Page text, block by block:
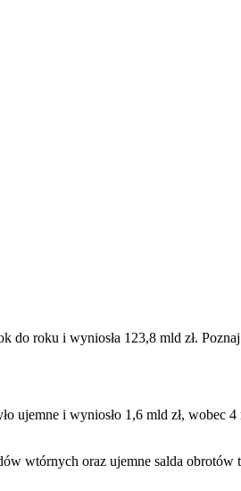
do roku i wyniosła 123,8 mld zł.
ujemne i wyniosło 1,6 mld zł, wobec
wtórnych oraz ujemne salda